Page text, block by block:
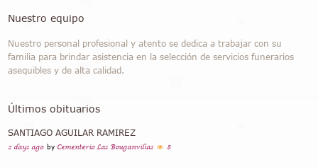
Nuestro equipo
Nuestro personal profesional y atento se dedica a trabajar con su
familia para brindar asistencia en la selección de servicios funerarios
asequibles y de alta calidad.
Últimos obituarios
SANTIAGO AGUILAR RAMIREZ
2 days ago by Cementerio Las Bouganvilias 8